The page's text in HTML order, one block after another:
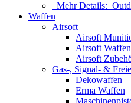
Mehr Details:
Waffen
Airsoft
Airsoft
Airsoft Waffen
Airsoft
Gas-, Signal- &
Dekowaffen
Erma Waffen